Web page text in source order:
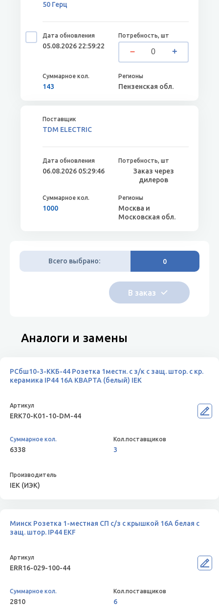
50 Герц
05.08.2026 22:59:22
143 Пензенская обл.
TDM ELECTRIC
06.08.2026 05:29:46
1000
Заказ через
дилеров
Москва и
Московская обл.
Всего выбрано: 0
Аналоги и замены
РСбш10-3-ККБ-44 Розетка 1местн. с з/к с защ. штор. с кр.
керамика IP44 16А КВАРТА (белый) IEK
ERK70-K01-10-DM-44
6338 3
IEK (ИЭК)
Минск Розетка 1-местная СП с/з с крышкой 16А белая с
защ. штор. IP44 EKF
ERR16-029-100-44
2810 6